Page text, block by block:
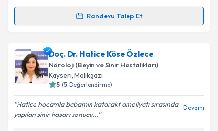
Randevu Talep Et
Randevu Takvimi Talebi
Uzm. Dr. Ülfet Zehra Erbay için randevu takvimi
talebi oluşturun. Size bu uzmandan randevu almanız
için bir takvim hazırlandığında e-posta ile
bilgilendireceğiz.
E-posta Adresiniz
Doç. Dr. Hatice Köse Özlece
Nöroloji (Beyin ve Sinir Hastalıkları)
Kayseri, Melikgazi
5 (5 Değerlendirme)
Hatice hocamla babamın katarakt ameliyatı sırasında
yapılan sinir hasarı sonucu...
Devamı